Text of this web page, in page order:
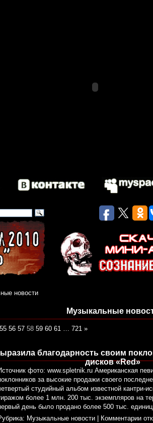
новости
Музыкальные
55 56 57 58 59 60 61 … 721 »
благодарность своим
дисков «Red»
фото: www.spletnik.ru Американская
за высокие продажи своего
студийный альбом известной кантри-
более 1 млн. 200 тыс. экземпляров на
день было продано более 500 тыс.
Музыкальные новости Комментарии